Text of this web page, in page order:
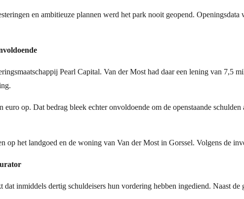
en ambitieuze plannen werd het park nooit geopend.
Pearl Capital. Van der Most had daar een lening van 7,5
op. Dat bedrag bleek echter onvoldoende om de openstaande
op het landgoed en de woning van Van der Most in Gorssel. Volgens de
inmiddels dertig schuldeisers hun vordering hebben ingediend. Naast